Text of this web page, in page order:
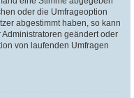
oder die Umfrageoption
abgestimmt haben, so kann
geändert oder
von laufenden Umfragen